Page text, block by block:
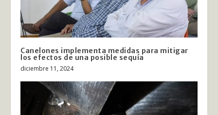
Canelones implementa medidas para mitigar
los efectos de una posible sequía
diciembre 11, 2024